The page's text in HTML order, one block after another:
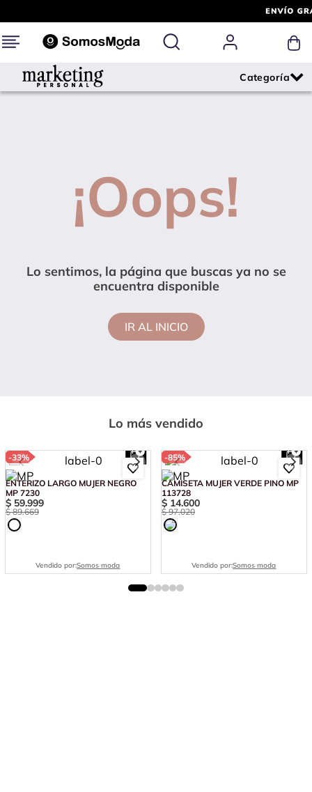
¡Oops!
Lo sentimos, la página que buscas ya no se
encuentra disponible
IR AL INICIO
Lo más vendido
-33%
ENTERIZO LARGO MUJER NEGRO
MP 7230
$ 59.999
$ 89.669
Vendido por:Somos moda
-85%
CAMISETA MUJER VERDE PINO MP
113728
$ 14.600
$ 97.020
Vendido por:Somos moda